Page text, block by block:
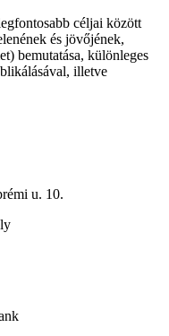
céljai között
és jövőjének,
bemutatása, különleges
illetve
u. 10.